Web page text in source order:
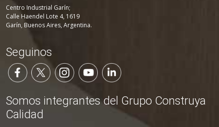
Centro Industrial Garín;
Calle Haendel Lote 4, 1619
Garín, Buenos Aires, Argentina.
Seguinos
Somos integrantes del Grupo Construya
Calidad